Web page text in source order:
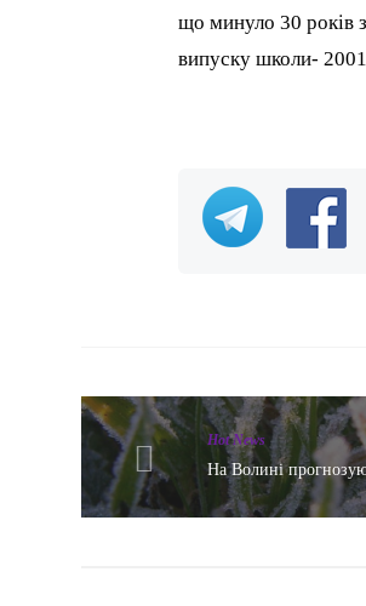
що минуло 30 років
випуску школи-
Hot News
На Волині